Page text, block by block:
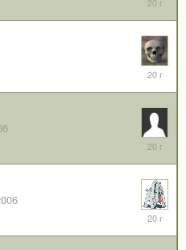
2006
13
2006
2006
2006